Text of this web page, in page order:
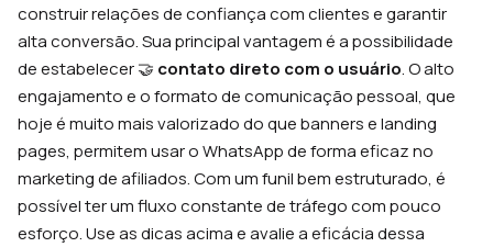
construir relações de confiança com clientes e garantir
alta conversão. Sua principal vantagem é a possibilidade
de estabelecer 🤝 contato direto com o usuário. O alto
engajamento e o formato de comunicação pessoal, que
hoje é muito mais valorizado do que banners e landing
pages, permitem usar o WhatsApp de forma eficaz no
marketing de afiliados. Com um funil bem estruturado, é
possível ter um fluxo constante de tráfego com pouco
esforço. Use as dicas acima e avalie a eficácia dessa